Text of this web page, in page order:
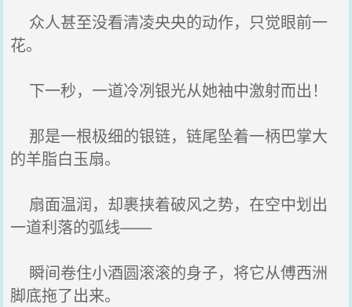
众人甚至没看清凌央央的动作，只觉眼前一
花。
下一秒，一道冷冽银光从她袖中激射而出！
那是一根极细的银链，链尾坠着一柄巴掌大
的羊脂白玉扇。
扇面温润，却裹挟着破风之势，在空中划出
一道利落的弧线——
瞬间卷住小酒圆滚滚的身子，将它从傅西洲
脚底拖了出来。